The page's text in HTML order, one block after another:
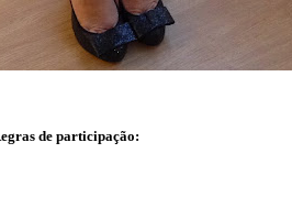
de participação: